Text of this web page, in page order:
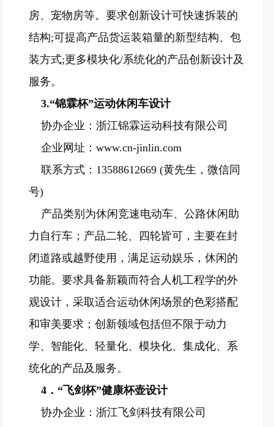
房、宠物房等。要求创新设计可快速拆装的
结构;可提高产品货运装箱量的新型结构、包
装方式;更多模块化/系统化的产品创新设计及
服务。
3.“锦霖杯”运动休闲车设计
协办企业：浙江锦霖运动科技有限公司
企业网址：www.cn-jinlin.com
联系方式：13588612669 (黄先生，微信同
号)
产品类别为休闲竞速电动车、公路休闲助
力自行车；产品二轮、四轮皆可，主要在封
闭道路或越野使用，满足运动娱乐，休闲的
功能。要求具备新颖而符合人机工程学的外
观设计，采取适合运动休闲场景的色彩搭配
和审美要求；创新领域包括但不限于动力
学、智能化、轻量化、模块化、集成化、系
统化的产品及服务。
4．“飞剑杯”健康杯壶设计
协办企业：浙江飞剑科技有限公司